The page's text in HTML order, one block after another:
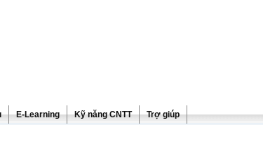
E-Learning Kỹ năng CNTT Trợ giúp